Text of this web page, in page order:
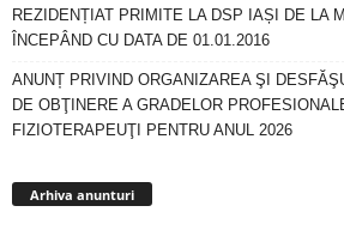
REZIDENȚIAT PRIMITE LA DSP IAȘI DE LA
ÎNCEPÂND CU DATA DE 01.01.2016
ANUNȚ PRIVIND ORGANIZAREA ŞI
DE OBŢINERE A GRADELOR
FIZIOTERAPEUŢI PENTRU ANUL 2026
Arhiva anunturi